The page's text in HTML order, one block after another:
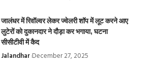
Krishna
Janmashtami
जालंधर में रिवॉल्वर लेकर ज्वेलरी शॉप में लूट करने आए
लुटेरों को दुकानदार ने दौड़ा कर भगाया, घटना
सीसीटीवी में कैद
Jalandhar December 27, 2025